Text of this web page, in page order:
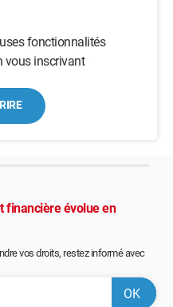
fonctionnalités
vous inscrivant
financière évolue en
vos droits, restez informé avec